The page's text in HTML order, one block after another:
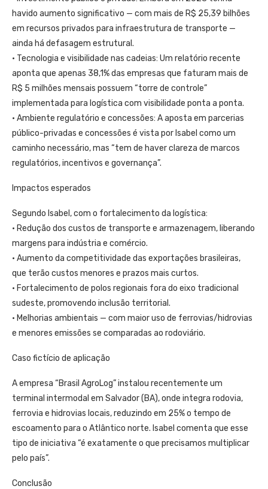
havido aumento significativo — com mais de R$ 25,39 bilhões
em recursos privados para infraestrutura de transporte —
ainda há defasagem estrutural.
• Tecnologia e visibilidade nas cadeias: Um relatório recente
aponta que apenas 38,1% das empresas que faturam mais de
R$ 5 milhões mensais possuem “torre de controle”
implementada para logística com visibilidade ponta a ponta.
• Ambiente regulatório e concessões: A aposta em parcerias
público-privadas e concessões é vista por Isabel como um
caminho necessário, mas “tem de haver clareza de marcos
regulatórios, incentivos e governança”.
Impactos esperados
Segundo Isabel, com o fortalecimento da logística:
• Redução dos custos de transporte e armazenagem, liberando
margens para indústria e comércio.
• Aumento da competitividade das exportações brasileiras,
que terão custos menores e prazos mais curtos.
• Fortalecimento de polos regionais fora do eixo tradicional
sudeste, promovendo inclusão territorial.
• Melhorias ambientais — com maior uso de ferrovias/hidrovias
e menores emissões se comparadas ao rodoviário.
Caso fictício de aplicação
A empresa “Brasil AgroLog” instalou recentemente um
terminal intermodal em Salvador (BA), onde integra rodovia,
ferrovia e hidrovias locais, reduzindo em 25% o tempo de
escoamento para o Atlântico norte. Isabel comenta que esse
tipo de iniciativa “é exatamente o que precisamos multiplicar
pelo país”.
Conclusão